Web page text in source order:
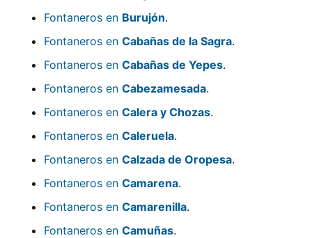
Fontaneros en Burujón.
Fontaneros en Cabañas de la Sagra.
Fontaneros en Cabañas de Yepes.
Fontaneros en Cabezamesada.
Fontaneros en Calera y Chozas.
Fontaneros en Caleruela.
Fontaneros en Calzada de Oropesa.
Fontaneros en Camarena.
Fontaneros en Camarenilla.
Fontaneros en Camuñas.